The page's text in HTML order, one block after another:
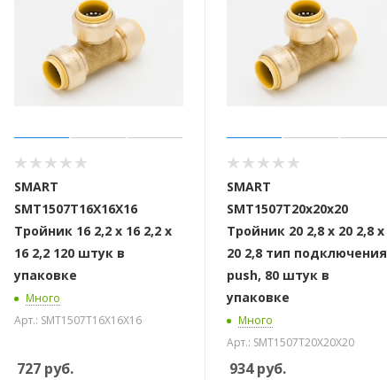
SMART
SMT1507T16X16X16
Тройник 16 2,2 х 16 2,2 х
16 2,2 120 штук в
упаковке
Много
Арт.: SMT1507T16X16X16
727 руб.
SMART
SMT1507T20х20х20
Тройник 20 2,8 х 20 2,8 х
20 2,8 тип подключения
push, 80 штук в
упаковке
Много
Арт.: SMT1507T20X20X20
934руб.